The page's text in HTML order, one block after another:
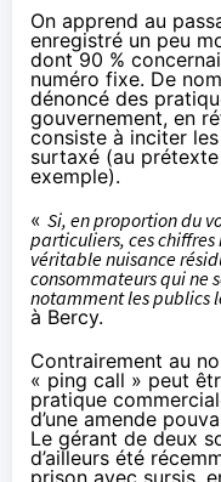
On apprend au
enregistré un peu
dont 90 %
numéro fixe. De
dénoncé des
gouvernement, en
consiste à inciter
surtaxé (au
exemple).
« Si, en proportion du
particuliers, ces
véritable nuisance
consommateurs qui ne
notamment les publics
à Bercy.
Contrairement au
« ping call » peut
pratique
d’une amende
Le gérant de deux
d’ailleurs été
prison avec sursis,